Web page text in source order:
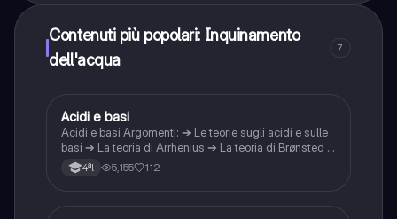
Contenuti più popolari: Inquinamento
dell'acqua
7
Chimica
Acidi e basi
Acidi e basi Argomenti: ➔ Le teorie sugli acidi e sulle
basi ➔ La teoria di Arrhenius ➔ La teoria di Brønsted e
Lowry ➔ La teoria di Lewis ➔ La ionizzazione
dell’acqua ➔ Il pH e la forza degli acidi e delle basi ➔
4ªl 5,155 112